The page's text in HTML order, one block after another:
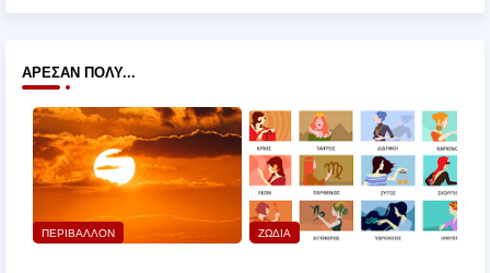
ΆΡΕΣΑΝ ΠΟΛΎ...
ΠΕΡΙΒΑΛΛΟΝ ΖΩΔΙΑ